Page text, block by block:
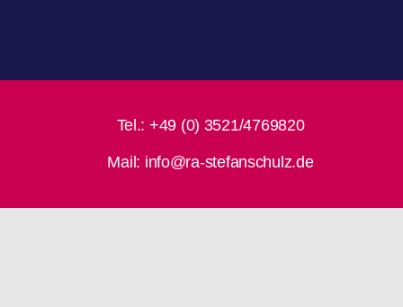
Tel.: +49 (0) 3521/4769820
Mail: info@ra-stefanschulz.de